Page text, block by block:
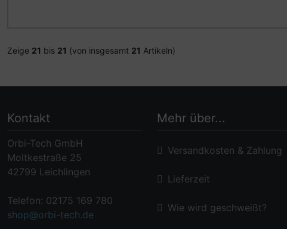
Zeige 21 bis 21 (von insgesamt 21 Artikeln)
Kontakt
Orbi-Tech GmbH
Moltkestraße 25
42799 Leichlingen
Telefon: 02175 169 780
shop@orbi-tech.de
Mehr über...
Versandkosten & Zahlung
Lieferzeit
Wie wird geschweißt?